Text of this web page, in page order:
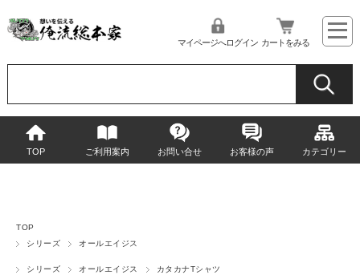
マイページへログイン カートをみる
TOP ご利用案内 お問い合せ お客様の声 カテゴリー
TOP
シリーズ
オールエイジス
シリーズ オールエイジス カタカナTシャツ